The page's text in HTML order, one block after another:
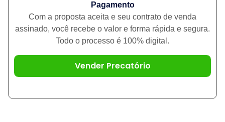
Pagamento
Com a proposta aceita e seu contrato de venda
assinado, você recebe o valor e forma rápida e segura.
Todo o processo é 100% digital.
Vender Precatório